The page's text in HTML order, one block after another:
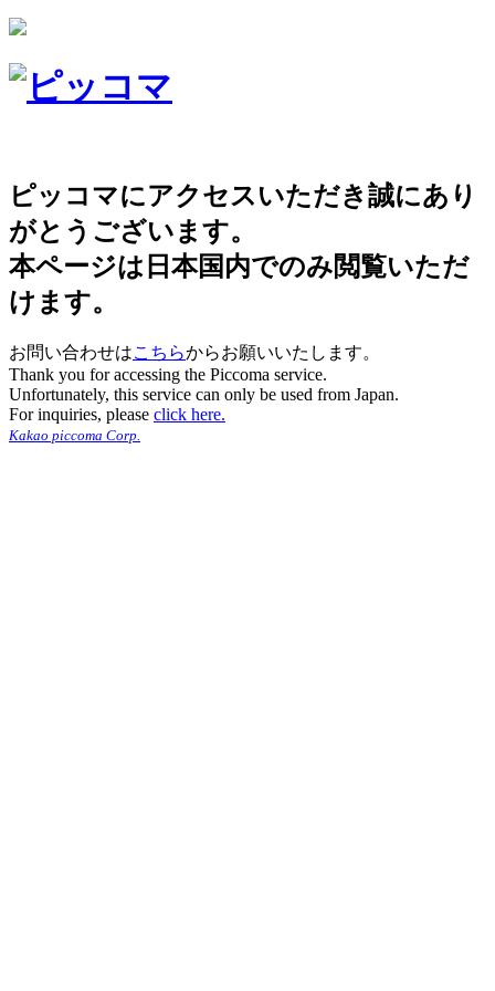
ピッコマにアクセスいただき誠にあり
がとうございます。
本ページは日本国内でのみ閲覧いただ
けます。
お問い合わせはこちらからお願いいたします。
Thank you for accessing the Piccoma service.
Unfortunately, this service can only be used from Japan.
For inquiries, please click here.
Kakao piccoma Corp.